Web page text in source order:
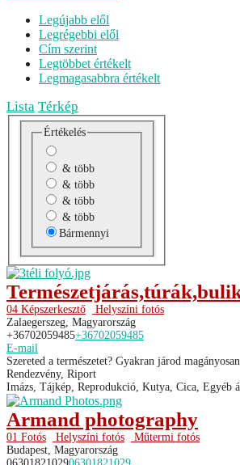
Legújabb elől
Legrégebbi elől
Cím szerint
Legtöbbet értékelt
Legmagasabbra értékelt
Lista Térkép
Értékelés
& több
& több
& több
& több
Bármennyi
04 Képszerkesztő
Helyszíni fotós
Zalaegerszeg, Magyarország
+36702059485+36702059485
E-mail
Szereted a természetet? Gyakran járod
Rendezvény, Riport
Imázs, Tájkép, Reprodukció, Kutya, Cica, Egyéb
Armand photography
01 Fotós Helyszíni fotós
Műtermi fotós
Budapest, Magyarország